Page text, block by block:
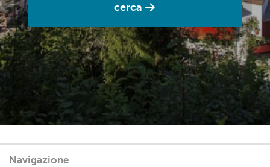
cerca
Navigazione